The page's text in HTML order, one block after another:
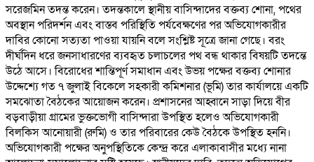
সরেজমিন তদন্ত করেন। তদন্তকালে স্থানীয় বাসিন্দাদের বক্তব্য শোনা, পথের
অবস্থান পরিদর্শন এবং বাস্তব পরিস্থিতি পর্যবেক্ষণের পর অভিযোগকারীর
দাবির কোনো সত্যতা পাওয়া যায়নি বলে সংশ্লিষ্ট সূত্রে জানা গেছে। বরং
দীর্ঘদিন ধরে জনসাধারণের ব্যবহৃত চলাচলের পথ বন্ধ থাকার বিষয়টি তদন্তে
উঠে আসে। বিরোধের শান্তিপূর্ণ সমাধান এবং উভয় পক্ষের বক্তব্য শোনার
উদ্দেশ্যে গত ৭ জুলাই বিকেলে সহকারী কমিশনার (ভূমি) তার কার্যালয়ে একটি
সমঝোতা বৈঠকের আয়োজন করেন। প্রশাসনের আহ্বানে সাড়া দিয়ে বীর
বড়বাড়ীয়া গ্রামের ভুক্তভোগী বাসিন্দারা উপস্থিত হলেও অভিযোগকারী
বিলকিস আনোয়ারী (রুমি) ও তার পরিবারের কেউ বৈঠকে উপস্থিত হননি।
অভিযোগকারী পক্ষের অনুপস্থিতিকে কেন্দ্র করে এলাকাবাসীর মধ্যে নানা